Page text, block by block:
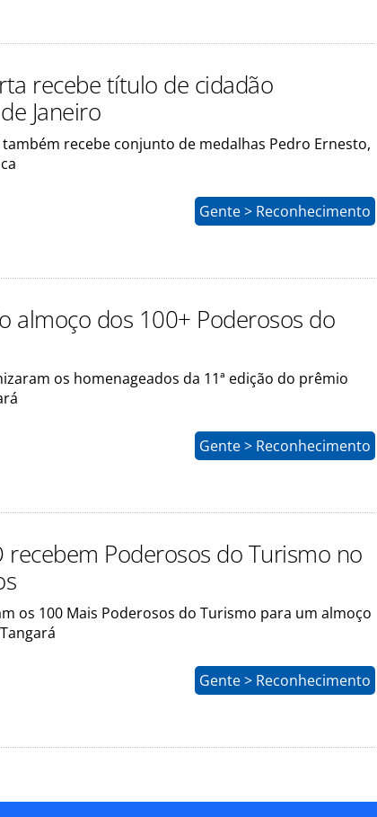
recebe título de cidadão
Janeiro
também recebe conjunto de medalhas Pedro Ernesto,
Gente > Reconhecimento
almoço dos 100+ Poderosos do
os homenageados da 11ª edição do prêmio
Gente > Reconhecimento
recebem Poderosos do Turismo no
os 100 Mais Poderosos do Turismo para um almoço
Gente > Reconhecimento